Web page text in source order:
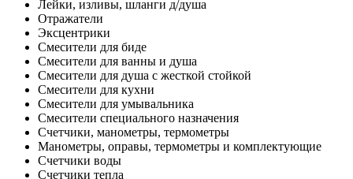
Лейки, изливы, шланги д/душа
Отражатели
Эксцентрики
Смесители для биде
Смесители для ванны и душа
Смесители для душа с жесткой стойкой
Смесители для кухни
Смесители для умывальника
Смесители специального назначения
Счетчики, манометры, термометры
Манометры, оправы, термометры и комплектующие
Счетчики воды
Счетчики тепла